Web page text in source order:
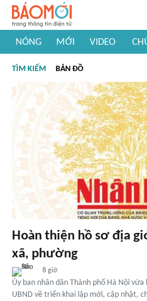
NÓNG MỚI VIDEO
#Khám phá thế giới
TÌM KIẾM BẢN ĐỒ
Hoàn thiện hồ sơ địa
xã, phường
8 giờ
Ủy ban nhân dân Thành phố Hà Nội
UBND về triển khai lập mới, cập nhật,